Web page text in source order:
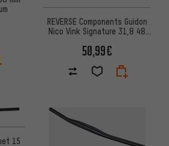
REVERSE Components Guidon
Nico Vink Signature 31,8 48
50,99€
15